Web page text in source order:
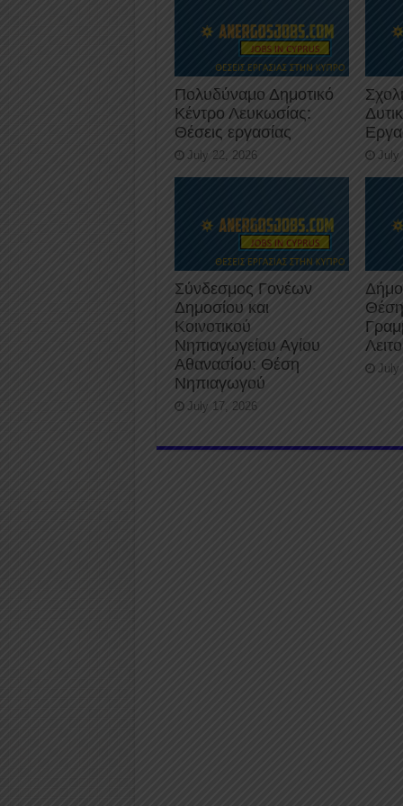
Πολυδύναμο Δημοτικό
Κέντρο Λευκωσίας:
Θέσεις εργασίας
July 22, 2026 July
Σύνδεσμος Γονέων
Δημοσίου και
Κοινοτικού
Νηπιαγωγείου Αγίου
Αθανασίου: Θέση
Νηπιαγωγού
July 17, 2026
July